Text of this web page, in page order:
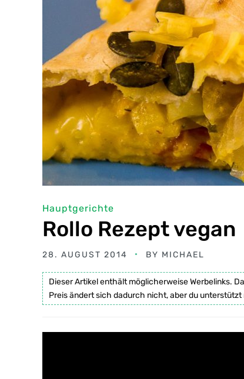
Hauptgerichte
Rollo Rezept vegan
28. AUGUST 2014 BY MICHAEL
Dieser Artikel enthält möglicherweise Werbelinks.
Preis ändert sich dadurch nicht, aber du unterstützt